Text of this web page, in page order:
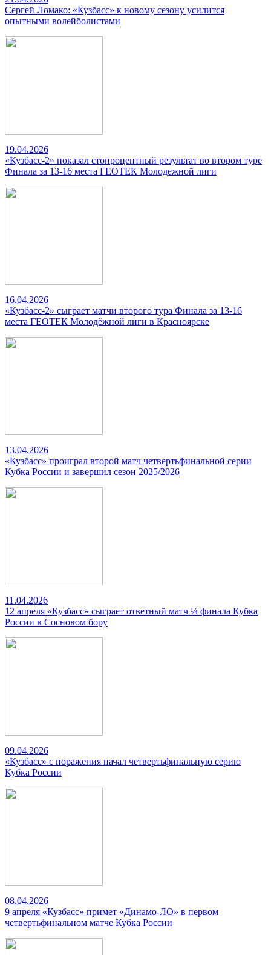
Сергей Ломако: «Кузбасс» к новому сезону усилится
опытными волейболистами
19.04.2026
«Кузбасс-2» показал стопроцентный результат во втором туре
Финала за 13-16 места ГЕОТЕК Молодежной лиги
16.04.2026
«Кузбасс-2» сыграет матчи второго тура Финала за 13-16
места ГЕОТЕК Молодёжной лиги в Красноярске
13.04.2026
«Кузбасс» проиграл второй матч четвертьфинальной серии
Кубка России и завершил сезон 2025/2026
11.04.2026
12 апреля «Кузбасс» сыграет ответный матч ¼ финала Кубка
России в Сосновом бору
09.04.2026
«Кузбасс» с поражения начал четвертьфинальную серию
Кубка России
08.04.2026
9 апреля «Кузбасс» примет «Динамо-ЛО» в первом
четвертьфинальном матче Кубка России